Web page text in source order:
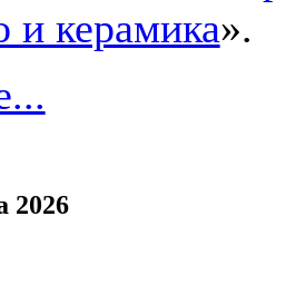
и керамика».
2026